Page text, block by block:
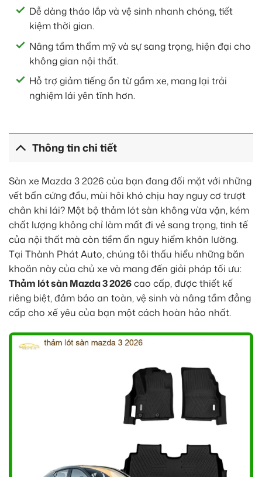
Dễ dàng tháo lắp và vệ sinh nhanh chóng, tiết
kiệm thời gian.
Nâng tầm thẩm mỹ và sự sang trọng, hiện đại cho
không gian nội thất.
Hỗ trợ giảm tiếng ồn từ gầm xe, mang lại trải
nghiệm lái yên tĩnh hơn.
Thông tin chi tiết
Sàn xe Mazda 3 2026 của bạn đang đối mặt với những
vết bẩn cứng đầu, mùi hôi khó chịu hay nguy cơ trượt
chân khi lái? Một bộ thảm lót sàn không vừa vặn, kém
chất lượng không chỉ làm mất đi vẻ sang trọng, tinh tế
của nội thất mà còn tiềm ẩn nguy hiểm khôn lường.
Tại Thành Phát Auto, chúng tôi thấu hiểu những băn
khoăn này của chủ xe và mang đến giải pháp tối ưu:
Thảm lót sàn Mazda 3 2026cao cấp, được thiết kế
riêng biệt, đảm bảo an toàn, vệ sinh và nâng tầm đẳng
cấp cho xế yêu của bạn một cách hoàn hảo nhất.